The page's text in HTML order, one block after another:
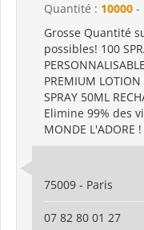
Quantité : 10000 -
Grosse Quantité
possibles! 100
PREMIUM
SPRAY 50ML
Elimine 99% des
MONDE L'ADORE
75009 - Paris
07 82 80 01 27